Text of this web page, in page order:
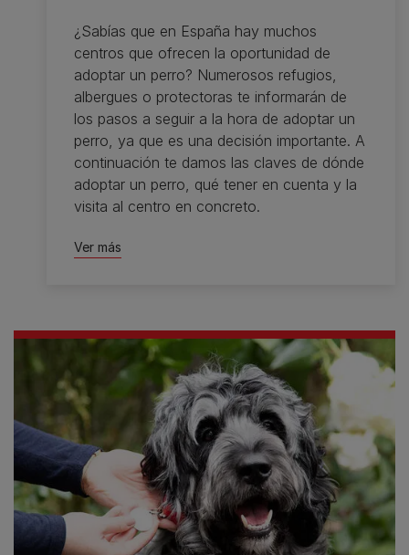
¿Sabías que en España hay muchos
centros que ofrecen la oportunidad de
adoptar un perro? Numerosos refugios,
albergues o protectoras te informarán de
los pasos a seguir a la hora de adoptar un
perro, ya que es una decisión importante. A
continuación te damos las claves de dónde
adoptar un perro, qué tener en cuenta y la
visita al centro en concreto.
Ver más